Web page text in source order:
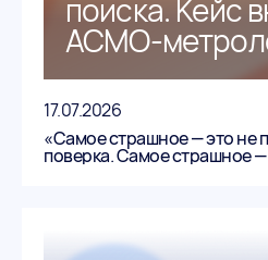
поиска. Кейс
АСМО-
17.07.2026
«Самое страшное — это не
поверка. Самое страшное —